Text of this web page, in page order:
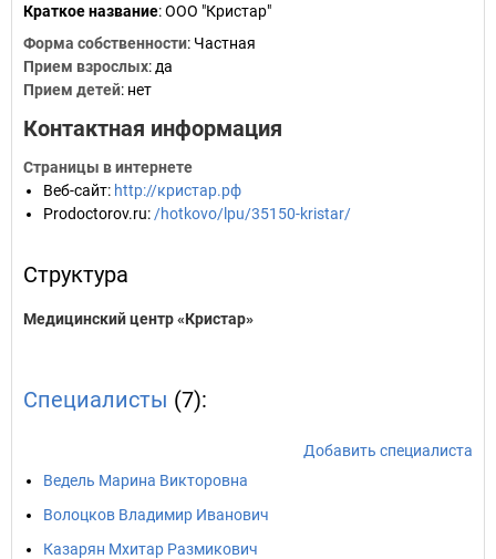
Краткое название:ООО "Кристар"
Форма собственности: Частная
Прием взрослых: да
Прием детей: нет
Контактная информация
Страницы в интернете
Веб-сайт: http://кристар.рф
Prodoctorov.ru: /hotkovo/lpu/35150-kristar/
Структура
Медицинский центр «Кристар»
Специалисты (7):
Добавить специалиста
Ведель Марина Викторовна
Волоцков Владимир Иванович
Казарян Мхитар Размикович